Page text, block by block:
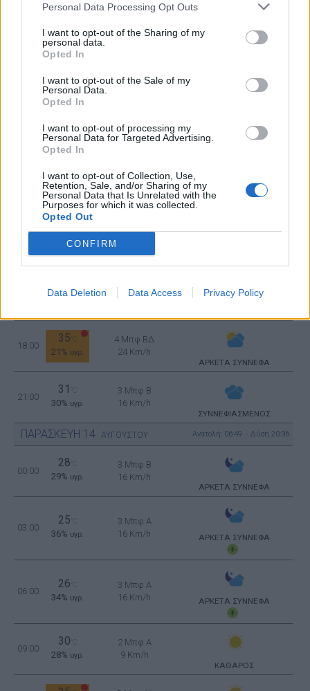
Personal Data Processing Opt Outs
I want to opt-out of the Sharing of my
personal data.
Opted In
I want to opt-out of the Sale of my
Personal Data.
Opted In
I want to opt-out of processing my
Personal Data for Targeted Advertising.
Opted In
I want to opt-out of Collection, Use,
Retention, Sale, and/or Sharing of my
Personal Data that Is Unrelated with the
Purposes for which it was collected.
Opted Out
CONFIRM
Data Deletion Data Access Privacy Policy
27°C
2 Μπφ Α
ΚΑΘΑΡΟΣ
30%υγρ.
16 Km/h
ΚΑΘΑΡΟΣ
26 °C
35%υγρ.
3 Μπφ Α
16 Km/h
31°C
21%υγρ.
3 Μπφ Α
16 Km/h
34
30%υγρ.
35 °C
4 Μπφ Δ
18:00
35
21% υγρ.
4 Μπφ ΒΔ
24 Km/h
ΑΡΚΕΤΑ ΣΥΝΝΕΦΑ
21:00
31
30% υγρ.
3 Μπφ B
16 Km/h
ΣΥΝΝΕΦΙΑΣΜΕΝΟΣ
ΠΑΡΑΣΚΕΥΗ 14 ΑΥΓΟΥΣΤΟΥ Ανατολή: 06:49 - Δύση 20:36
00:00
28
29% υγρ.
3 Μπφ B
16 Km/h
ΑΡΚΕΤΑ ΣΥΝΝΕΦΑ
03:00
25
36% υγρ.
3 Μπφ Α
16 Km/h
ΑΡΚΕΤΑ ΣΥΝΝΕΦΑ
06:00
26
34% υγρ.
3 Μπφ Α
16 Km/h
ΑΡΚΕΤΑ ΣΥΝΝΕΦΑ
09:00
30
28% υγρ.
2 Μπφ Α
9 Km/h
ΚΑΘΑΡΟΣ